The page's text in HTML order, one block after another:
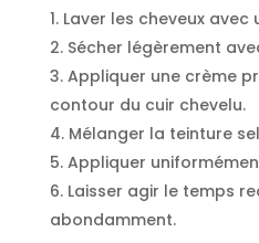
Laver les cheveux
Sécher légèrement
Appliquer une crème
contour du cuir chevelu.
Mélanger la teinture
Appliquer
Laisser agir le temps
abondamment.